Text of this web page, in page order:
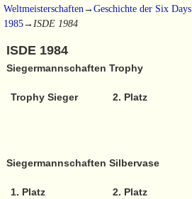
Weltmeisterschaften → Geschichte der Six Days
1985→ ISDE 1984
ISDE 1984
Siegermannschaften Trophy
Trophy Sieger 2. Platz
Siegermannschaften Silbervase
1. Platz 2. Platz